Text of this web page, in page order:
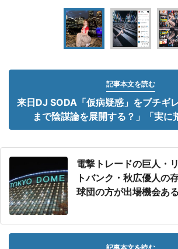
記事本文を読む
来日DJ SODA「仮病疑惑」をブチギ
まで陰謀論を展開する？」「実に
電撃トレードの巨人・
トバンク・秋広優人の
球団の方が出場機会あ